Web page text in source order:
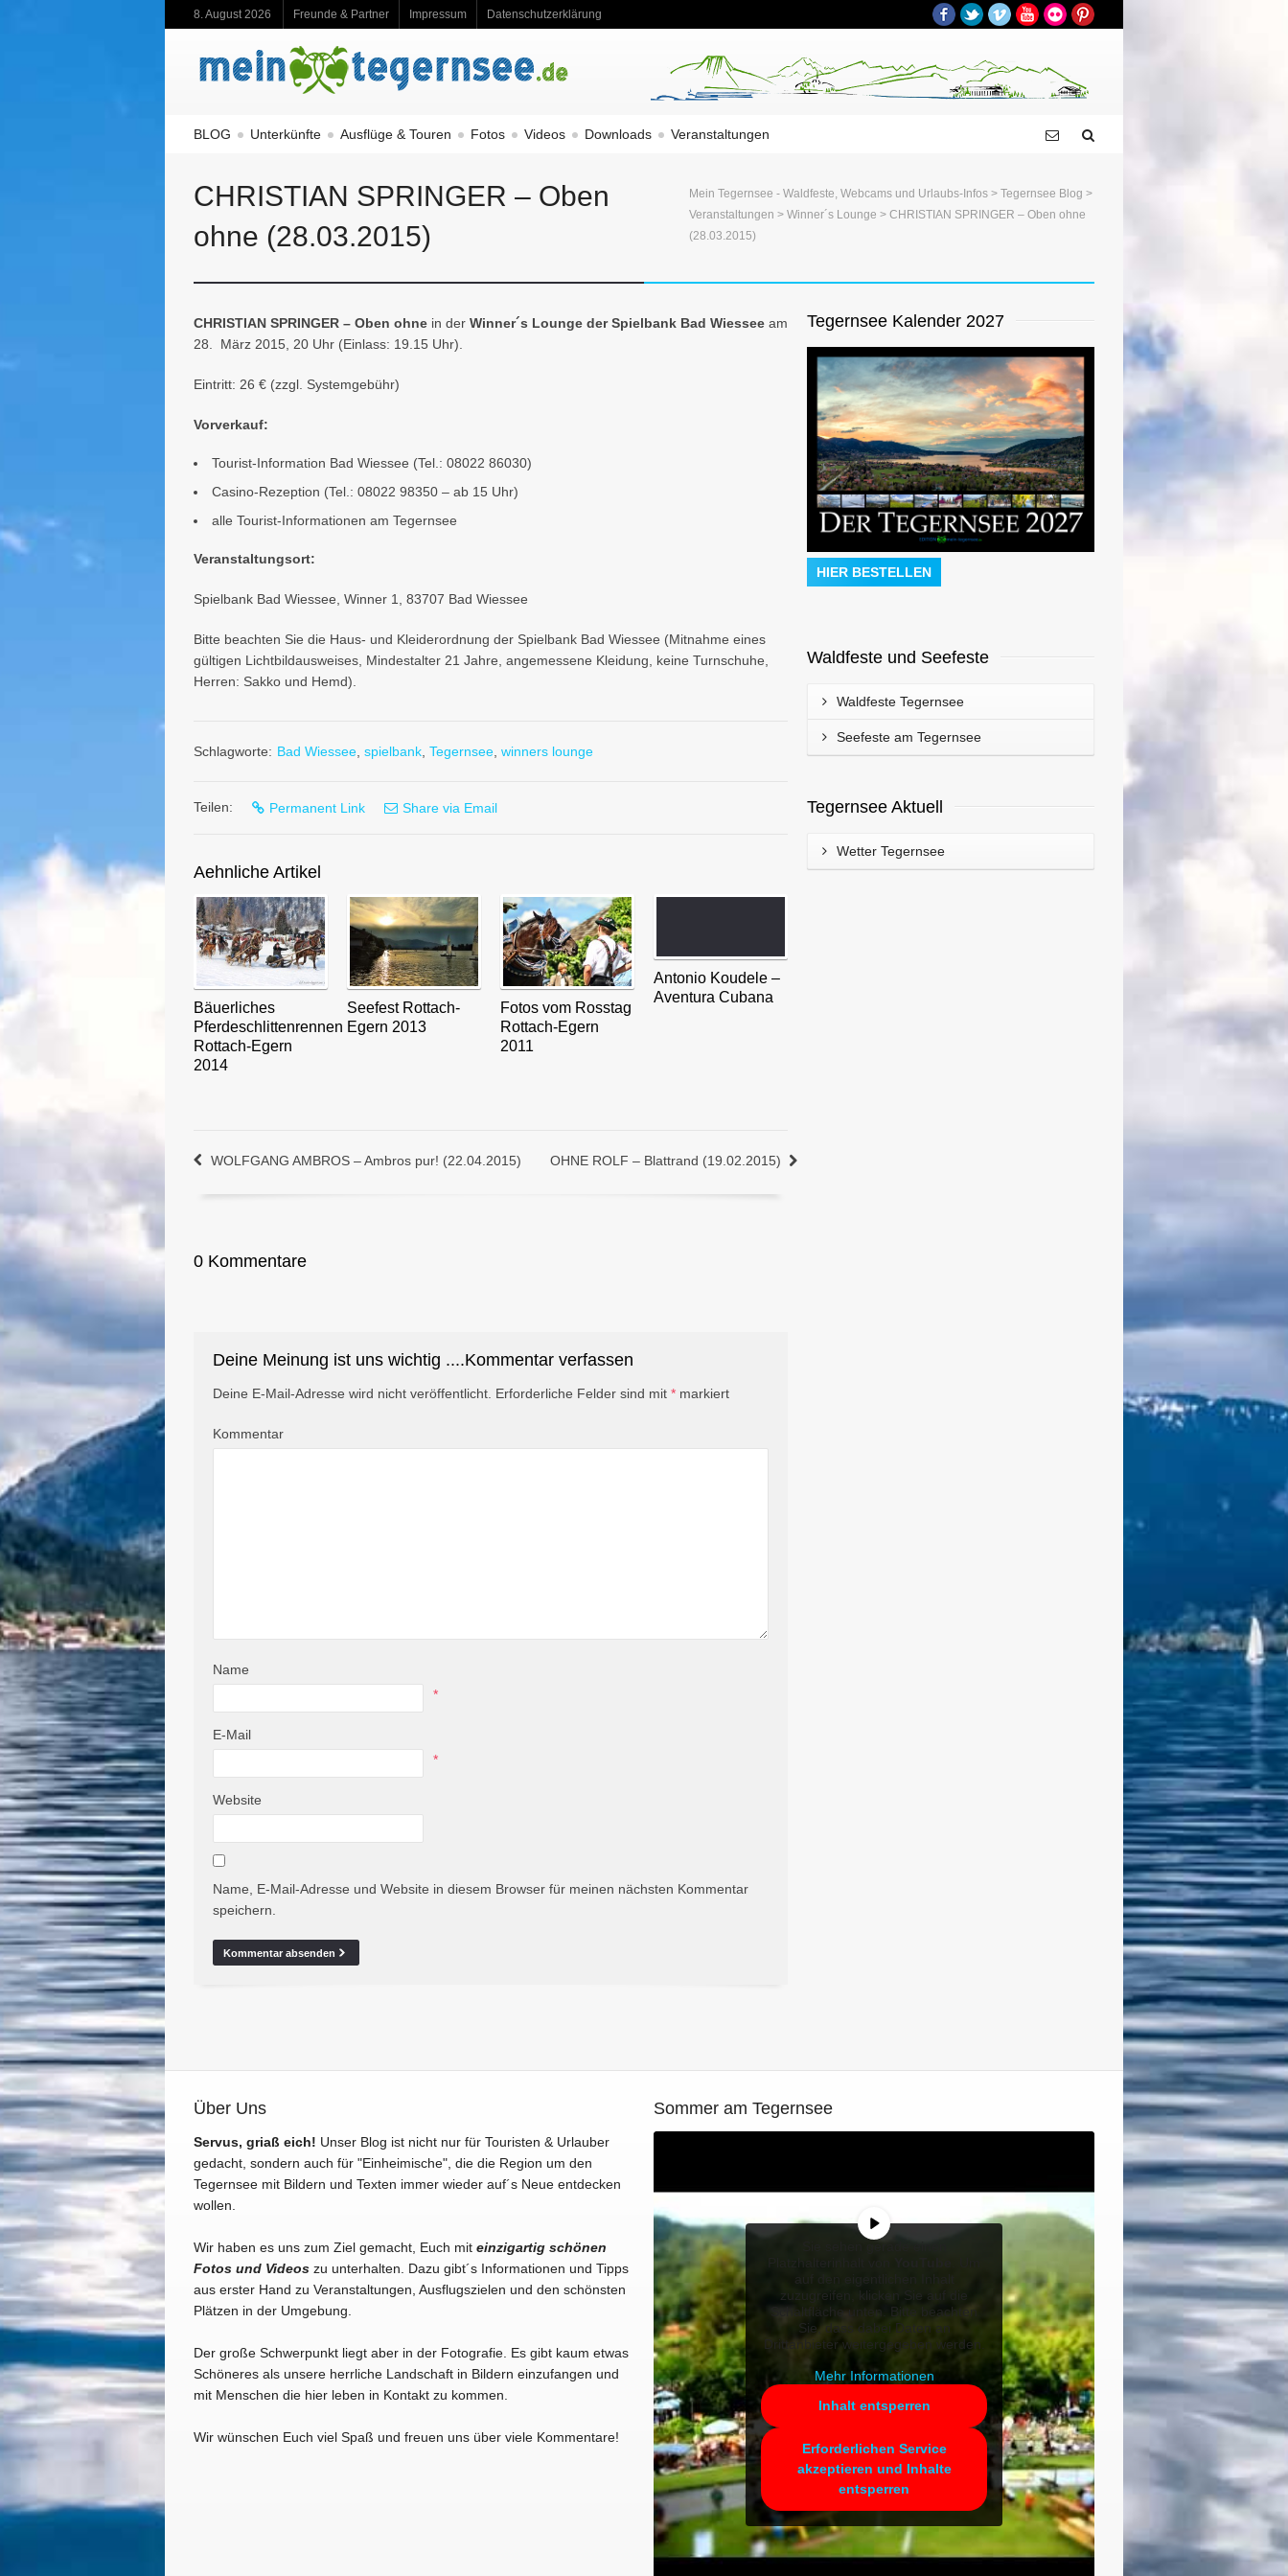
8. August 2026 Freunde & Partner Impressum Datenschutzerklärung Facebook
TwitterVimeoYouTube
Flickr
BLOG Unterkünfte Ausflüge & Touren Fotos Videos Downloads Veranstaltungen
CHRISTIAN SPRINGER – Oben
ohne (28.03.2015)
Mein Tegernsee - Waldfeste, Webcams und Urlaubs-Infos > Tegernsee Blog >
Veranstaltungen > Winner´s Lounge > CHRISTIAN SPRINGER – Oben ohne
(28.03.2015)
CHRISTIAN SPRINGER – Oben ohne in der Winner´s Lounge der Spielbank Bad Wiessee am
28. März 2015, 20 Uhr (Einlass: 19.15 Uhr).
Eintritt: 26 € (zzgl. Systemgebühr)
Vorverkauf:
Tourist-Information Bad Wiessee (Tel.: 08022 86030)
Casino-Rezeption (Tel.: 08022 98350 – ab 15 Uhr)
alle Tourist-Informationen am Tegernsee
Veranstaltungsort:
Spielbank Bad Wiessee, Winner 1, 83707 Bad Wiessee
Bitte beachten Sie die Haus- und Kleiderordnung der Spielbank Bad Wiessee (Mitnahme eines
gültigen Lichtbildausweises, Mindestalter 21 Jahre, angemessene Kleidung, keine Turnschuhe,
Herren: Sakko und Hemd).
Schlagworte: Bad Wiessee spielbank Tegernsee winners lounge
Teilen: Permanent Link Share via Email
Aehnliche Artikel
Bäuerliches
Pferdeschlittenrennen
Rottach-Egern
2014
Seefest Rottach-
Egern 2013
Fotos vom Rosstag
Rottach-Egern
2011
Antonio Koudele –
Aventura Cubana
WOLFGANG AMBROS – Ambros pur! (22.04.2015) OHNE ROLF – Blattrand (19.02.2015)
0 Kommentare
Deine Meinung ist uns wichtig ....Kommentar verfassen
Deine E-Mail-Adresse wird nicht veröffentlicht. Erforderliche Felder sind mit * markiert
Kommentar
Name
*
E-Mail
*
Website
Name, E-Mail-Adresse und Website in diesem Browser für meinen nächsten Kommentar
speichern.
Tegernsee Kalender 2027
HIER BESTELLEN
Waldfeste und Seefeste
Waldfeste Tegernsee
Seefeste am Tegernsee
Tegernsee Aktuell
Wetter Tegernsee
Über Uns
Servus, griaß eich! Unser Blog ist nicht nur für Touristen & Urlauber
gedacht, sondern auch für "Einheimische", die die Region um den
Tegernsee mit Bildern und Texten immer wieder auf´s Neue entdecken
wollen.
Wir haben es uns zum Ziel gemacht, Euch mit einzigartig schönen
Fotos und Videos zu unterhalten. Dazu gibt´s Informationen und Tipps
aus erster Hand zu Veranstaltungen, Ausflugszielen und den schönsten
Plätzen in der Umgebung.
Der große Schwerpunkt liegt aber in der Fotografie. Es gibt kaum etwas
Schöneres als unsere herrliche Landschaft in Bildern einzufangen und
mit Menschen die hier leben in Kontakt zu kommen.
Wir wünschen Euch viel Spaß und freuen uns über viele Kommentare!
Sommer am Tegernsee
zuzugreifen, klicken Sie auf die
Schaltfläche unten. Bitte beachten
Sie, dass dabei Daten an
Drittanbieter weitergegeben werden.
Mehr Informationen
Inhalt entsperren
Erforderlichen Service
akzeptieren und Inhalte
entsperren